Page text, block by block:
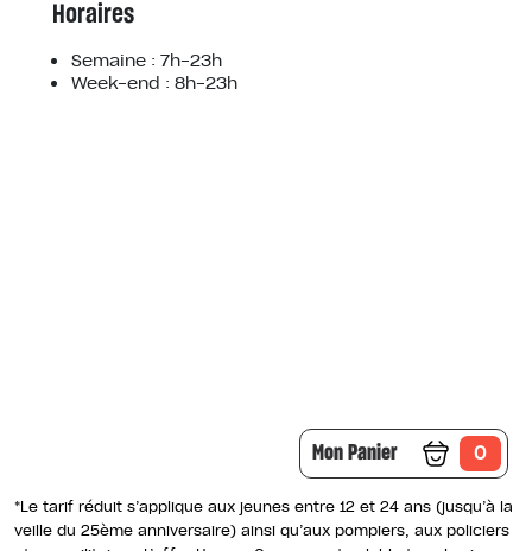
Mon Panier 0
Horaires
Semaine : 7h-23h
Week-end : 8h-23h
*Le tarif réduit s’applique aux jeunes entre 12 et 24 ans (jusqu’à la
veille du 25ème anniversaire) ainsi qu’aux pompiers, aux policiers